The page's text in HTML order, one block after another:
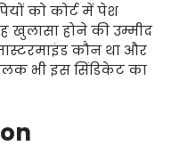
को कोर्ट में पेश
खुलासा होने की उम्मीद
कौन था और
भी इस सिंडिकेट का